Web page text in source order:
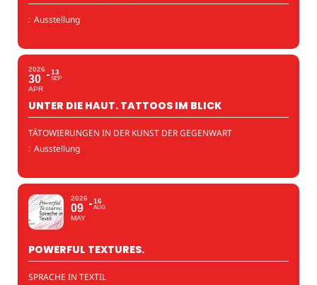
: Ausstellung
2026
30
APR
13
SEP
UNTER DIE HAUT. TATTOOS IM BLICK
TÄTOWIERUNGEN IN DER KUNST DER GEGENWART
: Ausstellung
2026
09
MAY
16
AUG
POWERFUL TEXTURES.
SPRACHE IN TEXTIL